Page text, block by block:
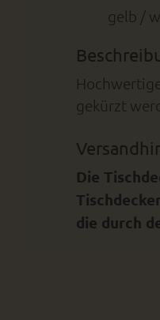
gelb /
gekürzt
Die
die durch